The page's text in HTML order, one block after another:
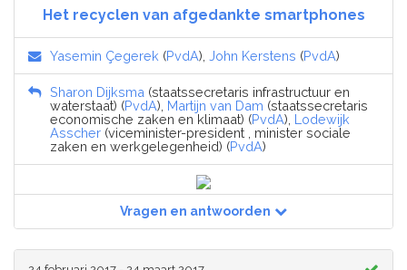
Het recyclen van afgedankte smartphones
Yasemin Çegerek (PvdA), John Kerstens (PvdA)
Sharon Dijksma (staatssecretaris infrastructuur en
waterstaat) (PvdA), Martijn van Dam (staatssecretaris
economische zaken en klimaat) (PvdA), Lodewijk
Asscher (viceminister-president , minister sociale
zaken en werkgelegenheid) (PvdA)
Vragen en antwoorden